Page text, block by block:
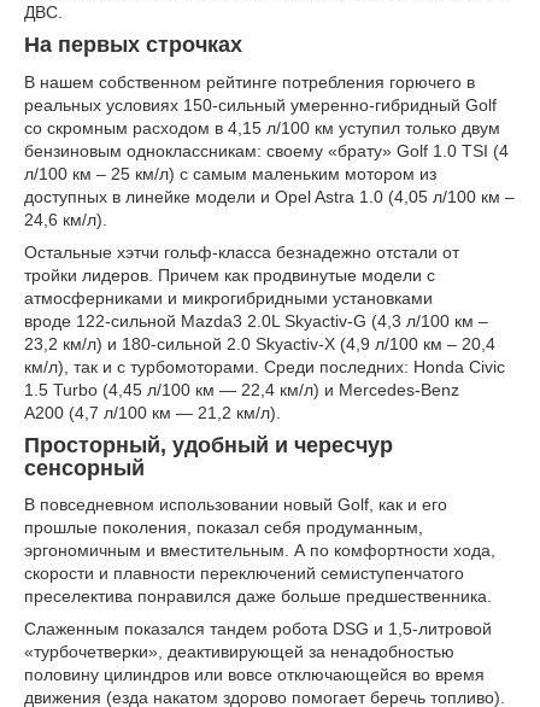
ДВС.
На первых строчках
В нашем собственном рейтинге потребления горючего в
реальных условиях 150-сильный умеренно-гибридный Golf
со скромным расходом в 4,15 л/100 км уступил только двум
бензиновым одноклассникам: своему «брату» Golf 1.0 TSI (4
л/100 км – 25 км/л) с самым маленьким мотором из
доступных в линейке модели и Opel Astra 1.0 (4,05 л/100 км –
24,6 км/л).
Остальные хэтчи гольф-класса безнадежно отстали от
тройки лидеров. Причем как продвинутые модели с
атмосферниками и микрогибридными установками
вроде 122-сильной Mazda3 2.0L Skyactiv-G (4,3 л/100 км –
23,2 км/л) и 180-сильной 2.0 Skyactiv-X (4,9 л/100 км – 20,4
км/л), так и с турбомоторами. Среди последних: Honda Civic
1.5 Turbo (4,45 л/100 км — 22,4 км/л) и Mercedes-Benz
A200 (4,7 л/100 км — 21,2 км/л).
Просторный, удобный и чересчур
сенсорный
В повседневном использовании новый Golf, как и его
прошлые поколения, показал себя продуманным,
эргономичным и вместительным. А по комфортности хода,
скорости и плавности переключений семиступенчатого
преселектива понравился даже больше предшественника.
Слаженным показался тандем робота DSG и 1,5-литровой
«турбочетверки», деактивирующей за ненадобностью
половину цилиндров или вовсе отключающейся во время
движения (езда накатом здорово помогает беречь топливо).